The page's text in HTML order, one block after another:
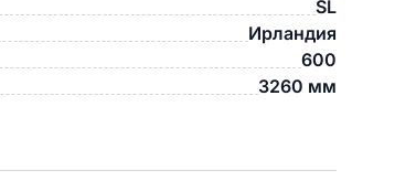
SL
Ирландия
600
3260 мм